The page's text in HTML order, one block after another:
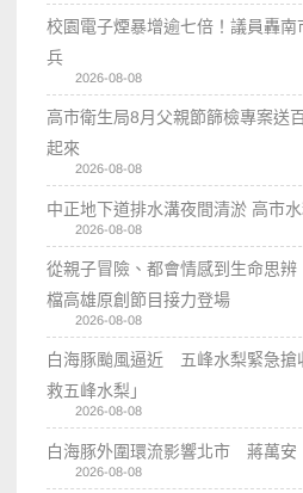
校園電子煙暴增逾七倍！議員轟
兵
2026-08-08
高市衛生局8月父親節篩檢專案送
起來
2026-08-08
中正地下道排水溝夜間清淤 高市
2026-08-08
從親子冒險、都會情感到生命思
檔高雄原創節目接力登場
2026-08-08
白海豚颱風逼近 五峰水梨緊急
救五峰水梨」
2026-08-08
白海豚外圍環流影響北市 蔣萬安
2026-08-08